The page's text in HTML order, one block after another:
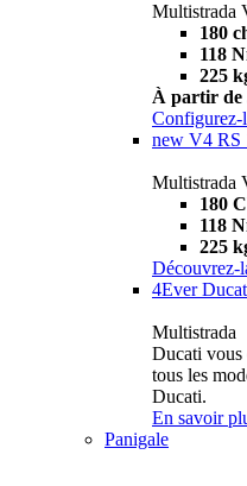
Multistrada
180
118
225
À partir de
Configurez-
new V4 RS
Multistrada
180
118
225
Découvrez-
4Ever
Multistrada
Ducati vous
tous les
Ducati.
En savoir
Panigale